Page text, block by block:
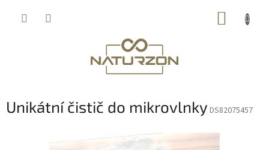
Unikátní čistič do mikrovlnky DS82075457